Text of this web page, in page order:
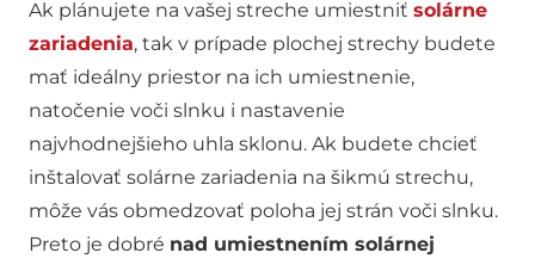
Ak plánujete na vašej streche umiestniť solárne
zariadenia, tak v prípade plochej strechy budete
mať ideálny priestor na ich umiestnenie,
natočenie voči slnku i nastavenie
najvhodnejšieho uhla sklonu. Ak budete chcieť
inštalovať solárne zariadenia na šikmú strechu,
môže vás obmedzovať poloha jej strán voči slnku.
Preto je dobré nad umiestnením solárnej